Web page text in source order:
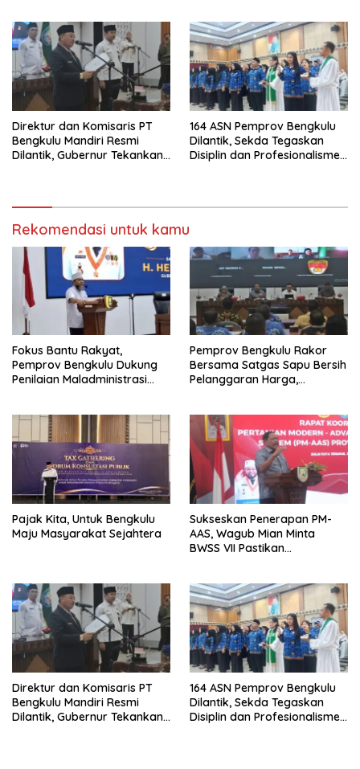
Direktur dan Komisaris PT
Bengkulu Mandiri Resmi
Dilantik, Gubernur Tekankan
164 ASN Pemprov Bengkulu
Dilantik, Sekda Tegaskan
Disiplin dan Profesionalisme
Rekomendasi untuk kamu
Fokus Bantu Rakyat,
Pemprov Bengkulu Dukung
Penilaian Maladministrasi
Pemprov Bengkulu Rakor
Bersama Satgas Sapu Bersih
Pelanggaran Harga,
Masih Jadi Sorotan
Pajak Kita, Untuk Bengkulu
Maju Masyarakat Sejahtera
Sukseskan Penerapan PM-
AAS, Wagub Mian Minta
BWSS VII Pastikan
Direktur dan Komisaris PT
Bengkulu Mandiri Resmi
Dilantik, Gubernur Tekankan
164 ASN Pemprov Bengkulu
Dilantik, Sekda Tegaskan
Disiplin dan Profesionalisme